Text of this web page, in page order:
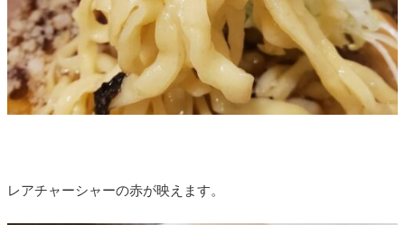
レアチャーシャーの赤が映えます。